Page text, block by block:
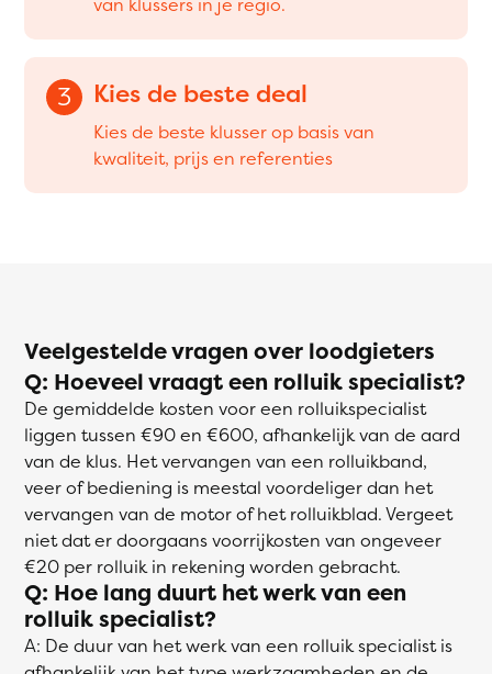
3 Kies de beste deal
Kies de beste klusser op basis van
kwaliteit, prijs en referenties
Veelgestelde vragen over loodgieters
Q: Hoeveel vraagt een rolluik specialist?
De gemiddelde kosten voor een rolluikspecialist
liggen tussen €90 en €600, afhankelijk van de aard
van de klus. Het vervangen van een rolluikband,
veer of bediening is meestal voordeliger dan het
vervangen van de motor of het rolluikblad. Vergeet
niet dat er doorgaans voorrijkosten van ongeveer
€20 per rolluik in rekening worden gebracht.
Q: Hoe lang duurt het werk van een
rolluik specialist?
A: De duur van het werk van een rolluik specialist is